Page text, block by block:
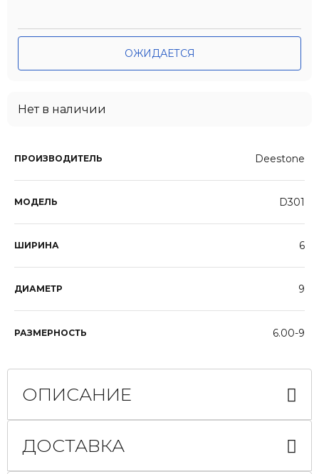
ПРОИЗВОДИТЕЛЬ Deestone
МОДЕЛЬ D301
ШИРИНА 6
ДИАМЕТР 9
РАЗМЕРНОСТЬ 6.00-9
ОЖИДАЕТСЯ
Нет в наличии
ОПИСАНИЕ
ДОСТАВКА